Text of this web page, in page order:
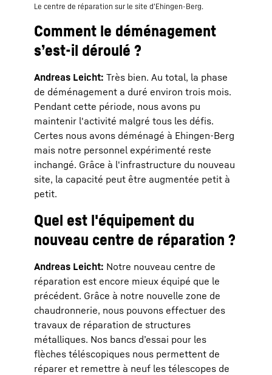
Le centre de réparation sur le site d'Ehingen-Berg.
Comment le déménagement
s’est-il déroulé ?
Andreas Leicht: Très bien. Au total, la phase
de déménagement a duré environ trois mois.
Pendant cette période, nous avons pu
maintenir l'activité malgré tous les défis.
Certes nous avons déménagé à Ehingen-Berg
mais notre personnel expérimenté reste
inchangé. Grâce à l'infrastructure du nouveau
site, la capacité peut être augmentée petit à
petit.
Quel est l'équipement du
nouveau centre de réparation ?
Andreas Leicht: Notre nouveau centre de
réparation est encore mieux équipé que le
précédent. Grâce à notre nouvelle zone de
chaudronnerie, nous pouvons effectuer des
travaux de réparation de structures
métalliques. Nos bancs d’essai pour les
flèches téléscopiques nous permettent de
réparer et remettre à neuf les télescopes de